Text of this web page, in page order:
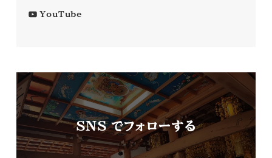
YouTube
SNS でフォローする